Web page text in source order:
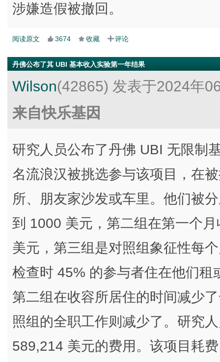
涉嫌造假被撤回。
阅读原文 3674 收藏 评论
丹佛公布了其 UBI 基本收入实验第一年结果
Wilson(42865) 发表于2024年
来自快乐基因
研究人员公布了丹佛 UBI 无限制
名流浪汉被挑选参与该项目，在
所、朋友家沙发或车里。他们被
到 1000 美元，第二组在第一个
美元，第三组是对照组象征性每
检查时 45% 的参与者住在他们
第二组在收容所居住的时间减少
照组的全职工作则减少了。研究
589,214 美元的费用。该项目耗